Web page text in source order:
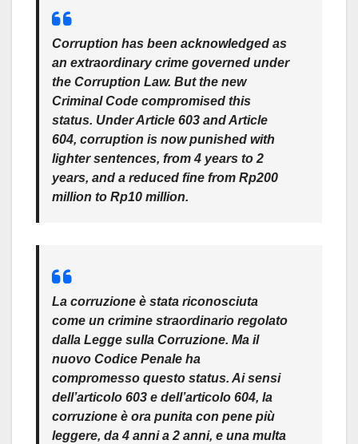
Corruption has been acknowledged as
an extraordinary crime governed under
the Corruption Law. But the new
Criminal Code compromised this
status. Under Article 603 and Article
604, corruption is now punished with
lighter sentences, from 4 years to 2
years, and a reduced fine from Rp200
million to Rp10 million.
La corruzione è stata riconosciuta
come un crimine straordinario regolato
dalla Legge sulla Corruzione. Ma il
nuovo Codice Penale ha
compromesso questo status. Ai sensi
dell’articolo 603 e dell’articolo 604, la
corruzione è ora punita con pene più
leggere, da 4 anni a 2 anni, e una multa